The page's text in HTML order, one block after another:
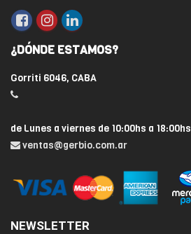
¿DÓNDE ESTAMOS?
Gorriti 6046, CABA
de Lunes a viernes de 10:00hs a 18:00hs
ventas@gerbio.com.ar
NEWSLETTER